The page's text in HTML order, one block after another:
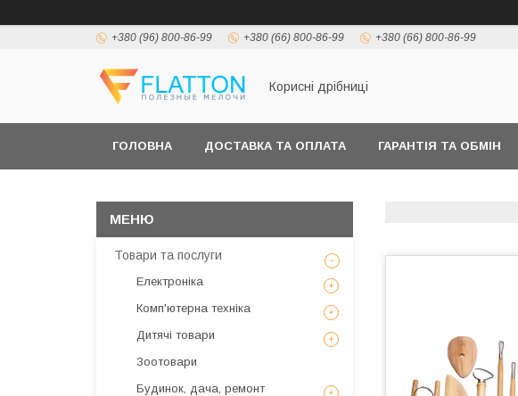
+380 (96) 800-86-99 +380 (66) 800-86-99 +380 (66) 800-86-99
Корисні дрібниці
ГОЛОВНА ДОСТАВКА ТА ОПЛАТА ГАРАНТІЯ ТА ОБМІН
Товари та послуги
Електроніка
Комп'ютерна техніка
Дитячі товари
Зоотовари
Будинок, дача, ремонт